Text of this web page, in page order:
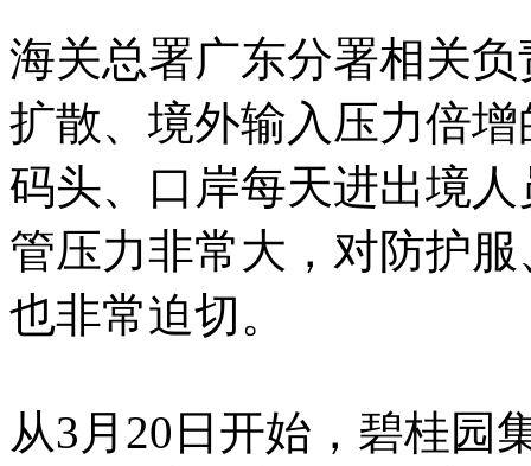
海关总署广东分署相关
扩散、境外输入压力倍
码头、口岸每天进出境
管压力非常大，对防护
也非常迫切。
从3月20日开始，碧桂园